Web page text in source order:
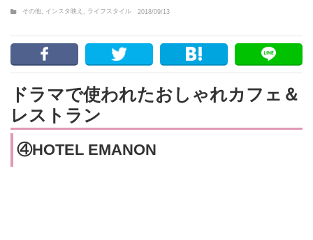
その他, インスタ映え , ライフスタイル 2018/09/13
ドラマで使われたおしゃれカフェ＆
レストラン
④HOTEL EMANON